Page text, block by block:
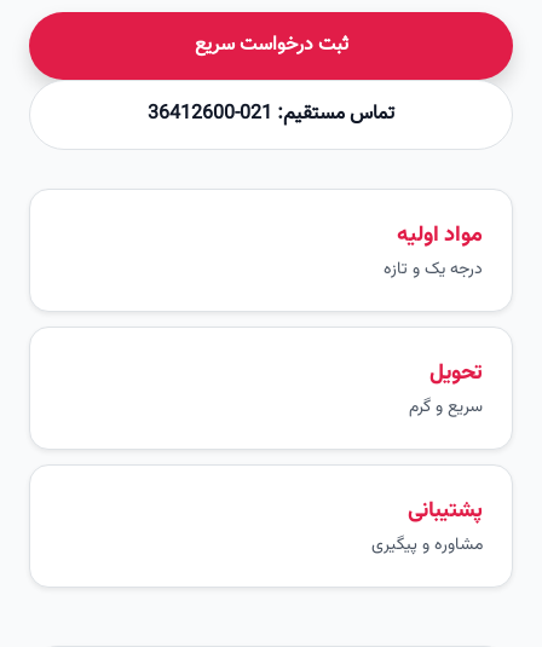
ثبت درخواست سریع
تماس مستقیم: 021-36412600
مواد اولیه
درجه یک و تازه
سریع و گرم
پشتیبانی
مشاوره و پیگیری